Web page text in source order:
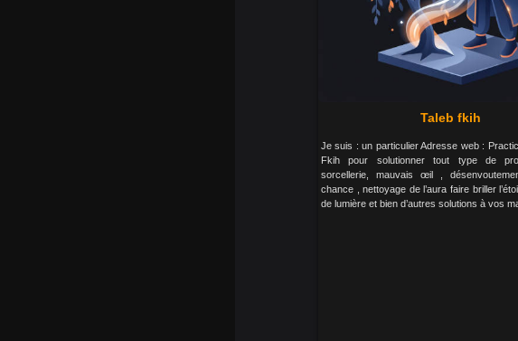
Taleb fkih
Je suis : un particulier Adresse web :
Fkih pour solutionner tout type de
sorcellerie, mauvais œil ,
chance , nettoyage de l’aura faire briller
de lumière et bien d’autres solutions à vos